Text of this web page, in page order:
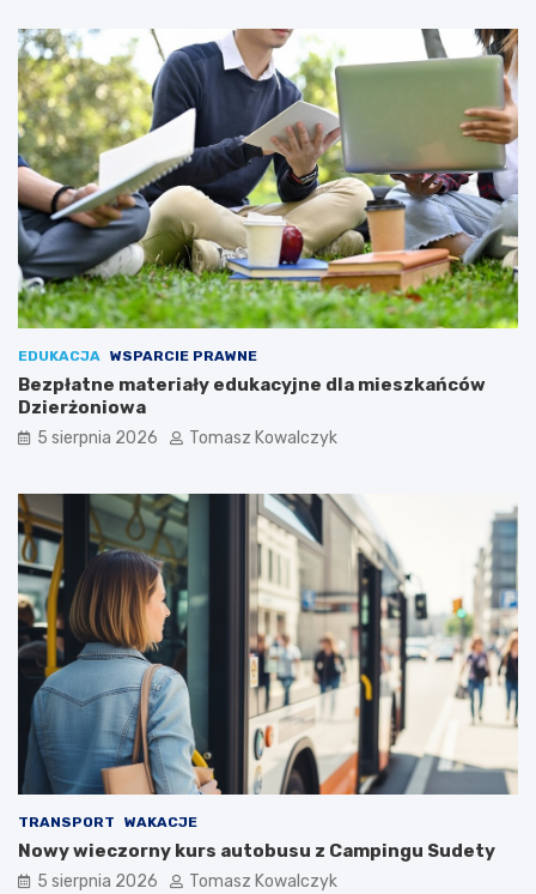
EDUKACJA WSPARCIE PRAWNE
Bezpłatne materiały edukacyjne dla mieszkańców
Dzierżoniowa
5 sierpnia 2026 Tomasz Kowalczyk
TRANSPORT WAKACJE
Nowy wieczorny kurs autobusu z Campingu Sudety
5 sierpnia 2026 Tomasz Kowalczyk